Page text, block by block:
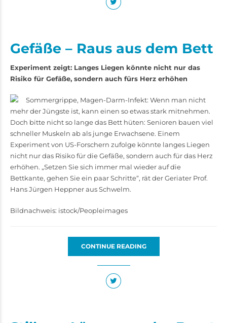
Gefäße – Raus aus dem Bett
Experiment zeigt: Langes Liegen könnte nicht nur das
Risiko für Gefäße, sondern auch fürs Herz erhöhen
Sommergrippe, Magen-Darm-­Infekt: Wenn man nicht
mehr der Jüngste ist, kann einen so etwas stark mitnehmen.
Doch bitte nicht so lange das Bett hüten: Senioren bauen viel
schneller Muskeln ab als junge Erwachsene. Einem
Experiment von US-­Forschern zufolge könnte langes Liegen
nicht nur das Risiko für die Gefäße, sondern auch für das Herz
erhöhen. „Setzen Sie sich immer mal wieder auf die
Bettkante, gehen Sie ein paar Schritte“, rät der Geriater Prof.
Hans Jürgen Heppner aus Schwelm.
Bildnachweis: istock/Peopleimages
CONTINUE READING